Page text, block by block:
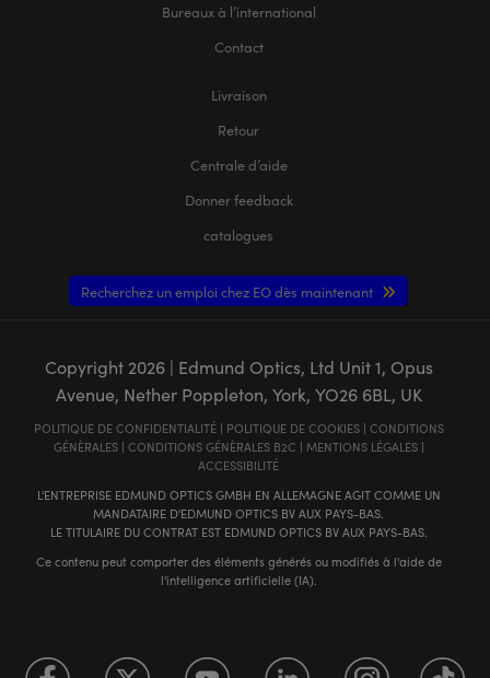
Bureaux à l’international
Contact
Livraison
Retour
Centrale d’aide
Donner feedback
catalogues
Recherchez un emploi chez EO dès maintenant
Copyright 2026| Edmund Optics, Ltd Unit 1, Opus
Avenue, Nether Poppleton, York, YO26 6BL, UK
POLITIQUE DE CONFIDENTIALITÉ| POLITIQUE DE COOKIES| CONDITIONS
GÉNÈRALES| CONDITIONS GÉNÈRALES B2C | MENTIONS LÉGALES|
ACCESSIBILITÉ
L'ENTREPRISE EDMUND OPTICS GMBH EN ALLEMAGNE AGIT COMME UN
MANDATAIRE D'EDMUND OPTICS BV AUX PAYS-BAS.
LE TITULAIRE DU CONTRAT EST EDMUND OPTICS BV AUX PAYS-BAS.
Ce contenu peut comporter des éléments générés ou modifiés à l'aide de
l'intelligence artificielle (IA).